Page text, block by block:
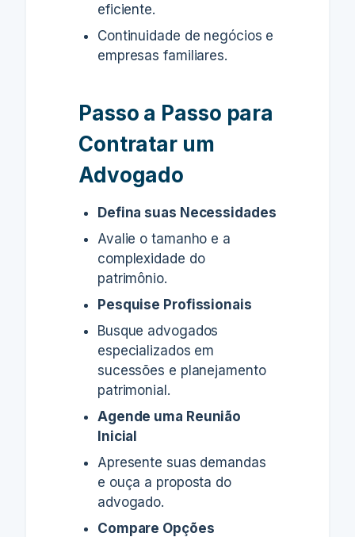
eficiente.
Continuidade de negócios e
empresas familiares.
Passo a Passo para
Contratar um
Advogado
Defina suas Necessidades
Avalie o tamanho e a
complexidade do
patrimônio.
Pesquise Profissionais
Busque advogados
especializados em
sucessões e planejamento
patrimonial.
Agende uma Reunião
Inicial
Apresente suas demandas
e ouça a proposta do
advogado.
Compare Opções